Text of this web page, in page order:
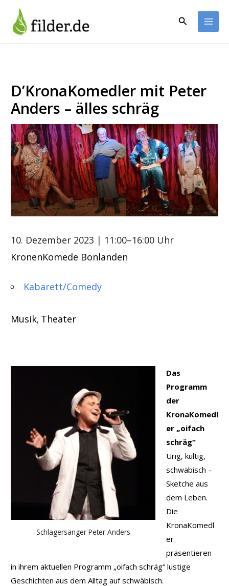
Inhalt
springen
Suchen
D’KronaKomedler mit Peter
Anders – älles schräg
10. Dezember 2023 | 11:00–16:00 Uhr
KronenKomede Bonlanden
Kabarett/Comedy
Musik, Theater
Schlagersänger Peter Anders
Das
Programm
der
KronaKomedl
er „oifach
schräg“
Urig, kultig,
schwäbisch –
Sketche aus
dem Leben.
Die
KronaKomedl
er
präsentieren
in ihrem aktuellen Programm „oifach schräg“ lustige
Geschichten aus dem Alltag auf schwäbisch.